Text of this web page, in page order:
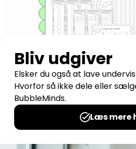
Læselog
16,00kr